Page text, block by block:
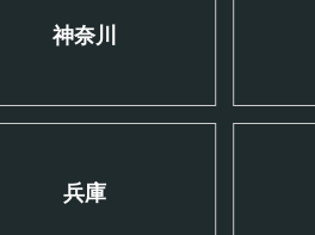
神奈川
兵庫